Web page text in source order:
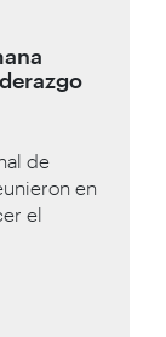
de
en
el